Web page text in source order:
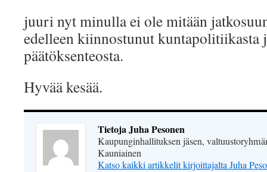
juuri nyt minulla ei ole mitään
edelleen kiinnostunut kuntapolitiikasta
päätöksenteosta.
Hyvää kesää.
Tietoja Juha Pesonen
Kaupunginhallituksen jäsen,
Kauniainen
Katso kaikki artikkelit kirjoittajalta Juha